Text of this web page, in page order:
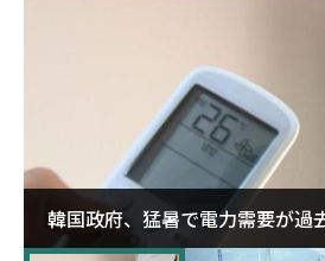
韓国政府、猛暑で電力需要が過